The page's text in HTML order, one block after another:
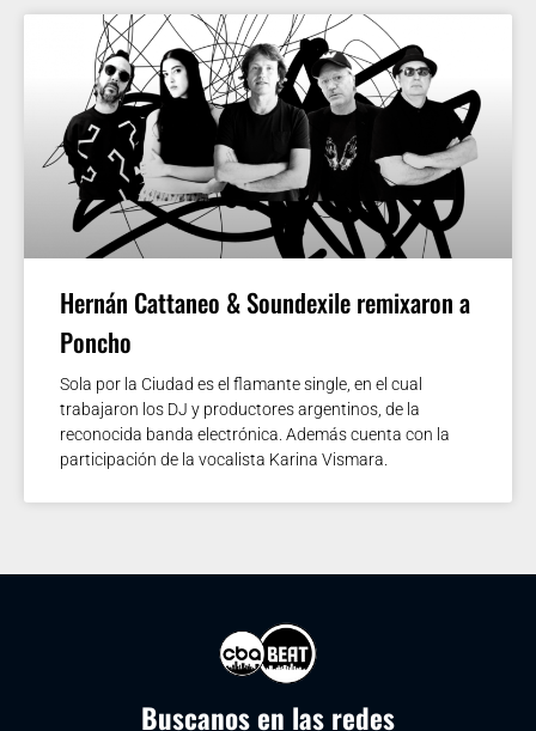
Hernán Cattaneo & Soundexile remixaron a
Poncho
Sola por la Ciudad es el flamante single, en el cual
trabajaron los DJ y productores argentinos, de la
reconocida banda electrónica. Además cuenta con la
participación de la vocalista Karina Vismara.
Buscanos en las redes